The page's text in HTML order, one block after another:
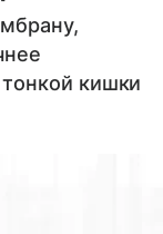
кишки